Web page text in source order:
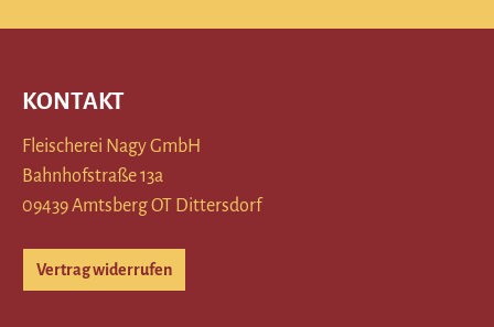
KONTAKT
Fleischerei Nagy GmbH
Bahnhofstraße 13a
09439 Amtsberg OT Dittersdorf
Vertrag widerrufen